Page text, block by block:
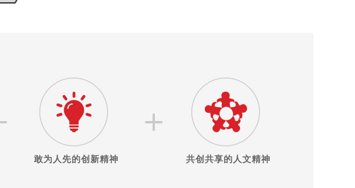
敢为人先的创新精神 共创共享的人文精神